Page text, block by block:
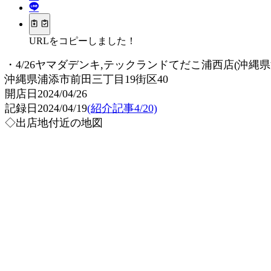
URLをコピーしました！
・4/26ヤマダデンキ,テックランドてだこ浦西店(沖縄
沖縄県浦添市前田三丁目19街区40
開店日2024/04/26
記録日2024/04/19(紹介記事4/20)
◇出店地付近の地図